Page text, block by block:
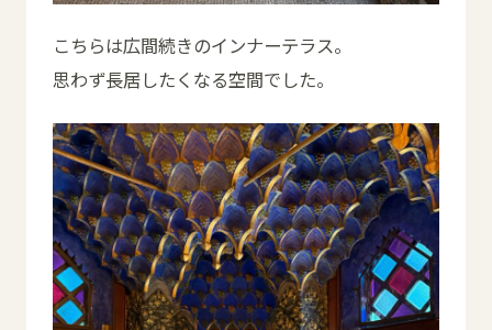
こちらは広間続きのインナーテラス。
思わず長居したくなる空間でした。